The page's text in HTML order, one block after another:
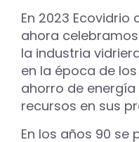
En 2023 Ecovidrio
ahora
la industria
en la época de
ahorro de
recursos en sus
En los años 90 se